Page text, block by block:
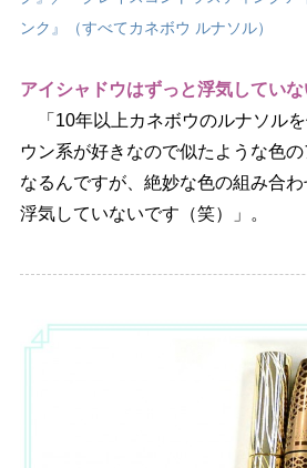
ンク』（すべてカネボウ ルナソル）
アイシャドウはずっと浮気していな
「10年以上カネボウのルナソル
ウン系が好きなので似たような色の
なるんですが、絶妙な色の組み合
浮気していないです（笑）」。